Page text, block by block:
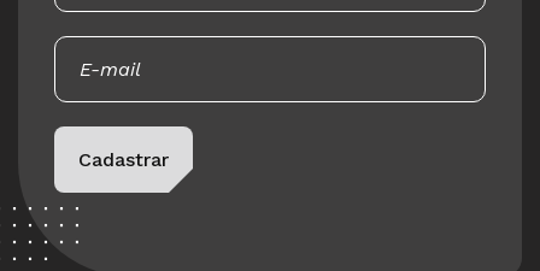
Please leave this field empty.
Cadastrar